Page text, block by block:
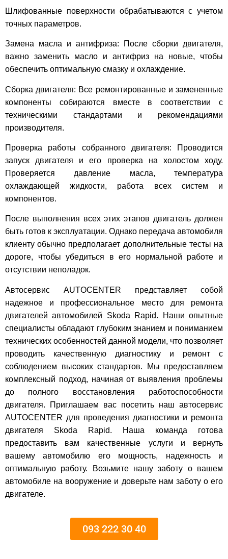
Шлифованные поверхности обрабатываются с учетом
точных параметров.
Замена масла и антифриза: После сборки двигателя,
важно заменить масло и антифриз на новые, чтобы
обеспечить оптимальную смазку и охлаждение.
Сборка двигателя: Все ремонтированные и замененные
компоненты собираются вместе в соответствии с
техническими стандартами и рекомендациями
производителя.
Проверка работы собранного двигателя: Проводится
запуск двигателя и его проверка на холостом ходу.
Проверяется давление масла, температура
охлаждающей жидкости, работа всех систем и
компонентов.
После выполнения всех этих этапов двигатель должен
быть готов к эксплуатации. Однако передача автомобиля
клиенту обычно предполагает дополнительные тесты на
дороге, чтобы убедиться в его нормальной работе и
отсутствии неполадок.
Автосервис AUTOCENTER представляет собой
надежное и профессиональное место для ремонта
двигателей автомобилей Skoda Rapid. Наши опытные
специалисты обладают глубоким знанием и пониманием
технических особенностей данной модели, что позволяет
проводить качественную диагностику и ремонт с
соблюдением высоких стандартов. Мы предоставляем
комплексный подход, начиная от выявления проблемы
до полного восстановления работоспособности
двигателя. Приглашаем вас посетить наш автосервис
AUTOCENTER для проведения диагностики и ремонта
двигателя Skoda Rapid. Наша команда готова
предоставить вам качественные услуги и вернуть
вашему автомобилю его мощность, надежность и
оптимальную работу. Возьмите нашу заботу о вашем
автомобиле на вооружение и доверьте нам заботу о его
двигателе.
093 222 30 40